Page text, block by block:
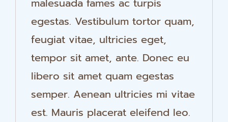
malesuada fames ac turpis
egestas. Vestibulum tortor quam,
feugiat vitae, ultricies eget,
tempor sit amet, ante. Donec eu
libero sit amet quam egestas
semper. Aenean ultricies mi vitae
est. Mauris placerat eleifend leo.